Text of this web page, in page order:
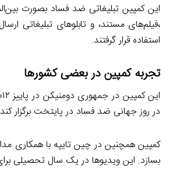
این کمپین تبلیغاتی ضد فساد بصورت
،فیلم‌های مستند، و تابلوهای تبلیغاتی
استفاده قرار گرفتند.
تجربه کمپین در بعضی کشورها
در روز جهانی ضد فساد در پایتخت برگزار
بسازد. این ویدیوها در یک سال تحصیلی